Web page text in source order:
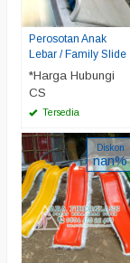
Perosotan Anak
Lebar / Family Slide
*Harga Hubungi
CS
Tersedia
Diskon
nan%